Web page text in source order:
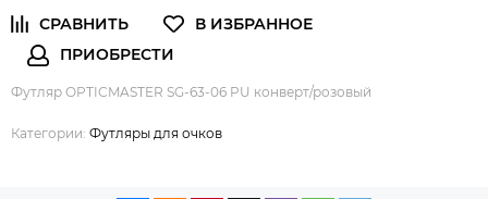
Футляр OPTICMASTER SG-63-06 PU конверт/розовый
Категории: Футляры для очков